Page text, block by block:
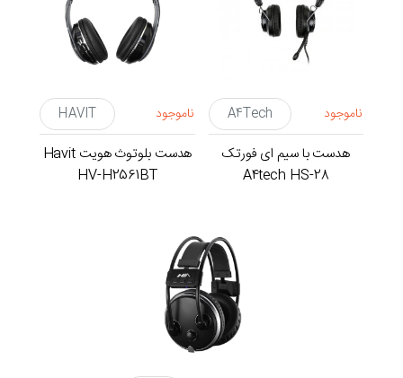
ناموجود A4Tech
هدست با سیم ای فورتک
A4tech HS-28
ناموجود HAVIT
هدست بلوتوث هویت Havit
HV-H2561BT